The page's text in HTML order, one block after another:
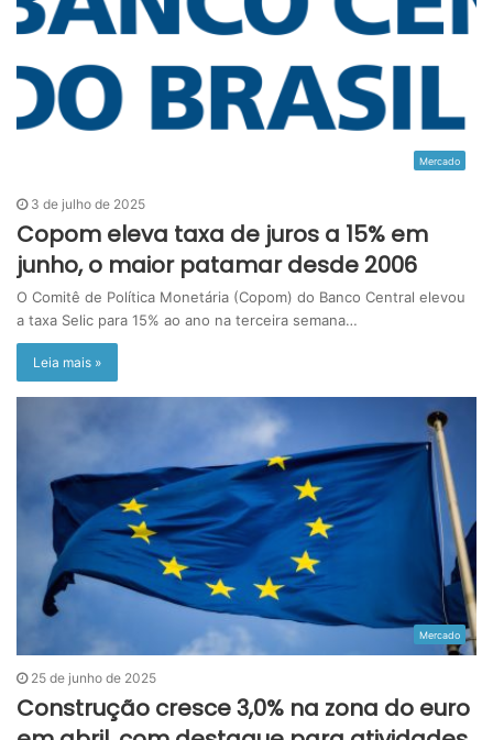
Mercado
3 de julho de 2025
Copom eleva taxa de juros a 15% em
junho, o maior patamar desde 2006
O Comitê de Política Monetária (Copom) do Banco Central elevou
a taxa Selic para 15% ao ano na terceira semana…
Leia mais »
Mercado
25 de junho de 2025
Construção cresce 3,0% na zona do euro